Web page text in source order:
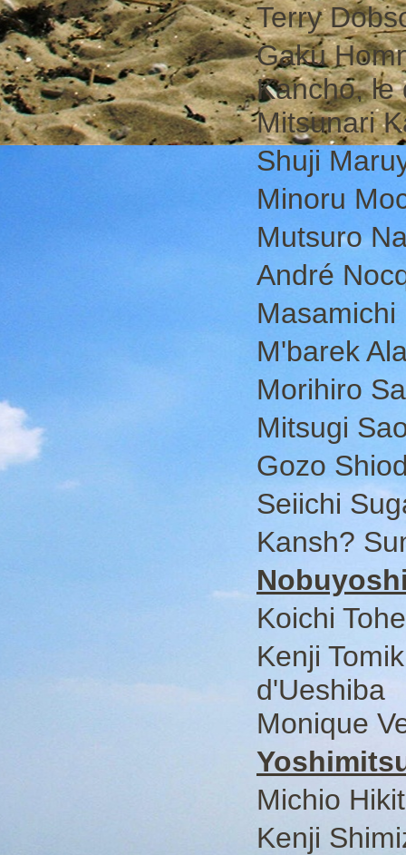
Terry
Gaku
Kancho, le
Mitsunari
Shuji
Minoru
Mutsuro
André
M'barek
Morihiro
Mitsugi
Gozo
Seiichi
Kansh?
Koichi
Kenji
d'Ueshiba
Monique
Michio
Kenji